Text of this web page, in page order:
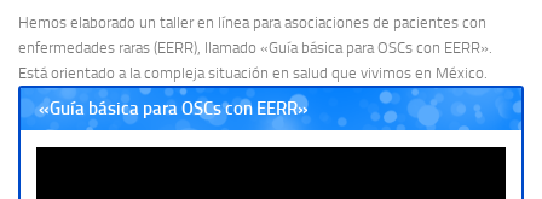
Hemos elaborado un taller en línea para asociaciones de pacientes con
enfermedades raras (EERR), llamado «Guía básica para OSCs con EERR».
Está orientado a la compleja situación en salud que vivimos en México.
«Guía básica para OSCs con EERR»